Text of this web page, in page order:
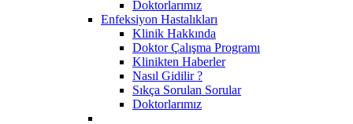
Doktorlarımız
Enfeksiyon Hastalıkları
Klinik Hakkında
Doktor Çalışma Programı
Klinikten Haberler
Nasıl Gidilir ?
Sıkça Sorulan Sorular
Doktorlarımız